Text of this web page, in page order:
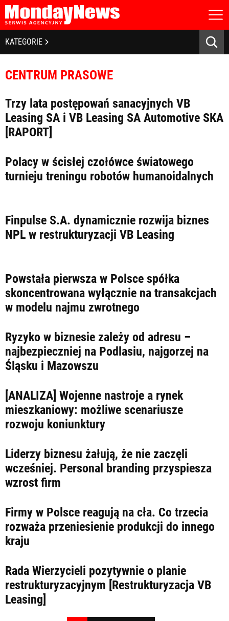
STRONA GŁÓWNA
O NAS
POLITYKA PRYWATNOŚCI
LICENCJA
KONTAKT
Zapamiętaj mnie
Zapomniałeś hasła?
Kliknij tutaj
KATEGORIE
BIZNES I GOSPODARKA
SPOŁECZEŃSTWO
EDUKACJA
MEDIA
ZDROWIE I URODA
LIFESTYLE
CENTRUM PRASOWE
Trzy lata postępowań sanacyjnych VB
Leasing SA i VB Leasing SA Automotive SKA
[RAPORT]
Polacy w ścisłej czołówce światowego
turnieju treningu robotów humanoidalnych
Finpulse S.A. dynamicznie rozwija biznes
NPL w restrukturyzacji VB Leasing
Powstała pierwsza w Polsce spółka
skoncentrowana wyłącznie na transakcjach
w modelu najmu zwrotnego
Ryzyko w biznesie zależy od adresu –
najbezpieczniej na Podlasiu, najgorzej na
Śląsku i Mazowszu
[ANALIZA] Wojenne nastroje a rynek
mieszkaniowy: możliwe scenariusze
rozwoju koniunktury
Liderzy biznesu żałują, że nie zaczęli
wcześniej. Personal branding przyspiesza
wzrost firm
Firmy w Polsce reagują na cła. Co trzecia
rozważa przeniesienie produkcji do innego
kraju
Rada Wierzycieli pozytywnie o planie
restrukturyzacyjnym [Restrukturyzacja VB
Leasing]